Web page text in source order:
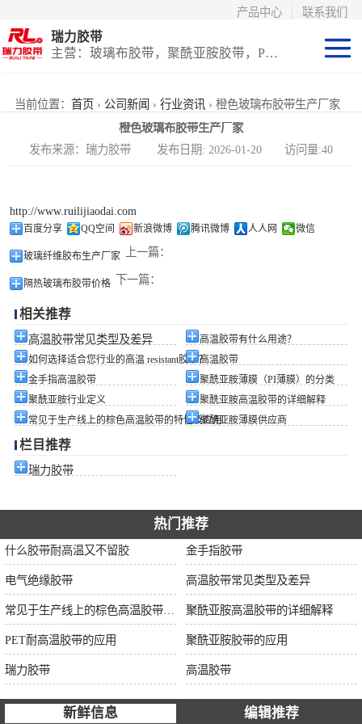
联系我们
产品中心
瑞力胶带
主营：玻璃布胶带，聚酰亚胺胶带，PET高温胶带，耐高温保护膜
当前位置： 首页 › 公司新闻 › 行业资讯 › 橙色玻璃布胶带生产厂家
橙色玻璃布胶带生产厂家
发布来源：瑞力胶带 发布日期: 2026-01-20 访问量:40
http://www.ruilijiaodai.com
百度分享 QQ空间 新浪微博 腾讯微博 人人网 微信
上一篇：
玻璃纤维胶布生产厂家
下一篇：
隔热玻璃布胶带价格
相关推荐
高温胶带常见类型及差异
高温胶带有什么用途？
如何选择适合您行业的高温 resistant胶带？高温胶带
金手指高温胶带
聚酰亚胺薄膜（PI薄膜）的分类
聚酰亚胺行业定义
聚酰亚胺高温胶带的详细解释
常见于生产线上的棕色高温胶带的特性及应用聚酰亚胺薄膜供应商
栏目推荐
瑞力胶带
热门推荐
什么胶带耐高温又不留胶 金手指胶带
电气绝缘胶带 高温胶带常见类型及差异
聚酰亚胺高温胶带的详细解释
PET耐高温胶带的应用 聚酰亚胺胶带的应用
瑞力胶带 高温胶带
新鲜信息 编辑推荐
聚酰亚胺系列
玻璃布胶带（特
（保护膜）
等离子热喷涂胶
带
防火陶瓷化硅胶
带